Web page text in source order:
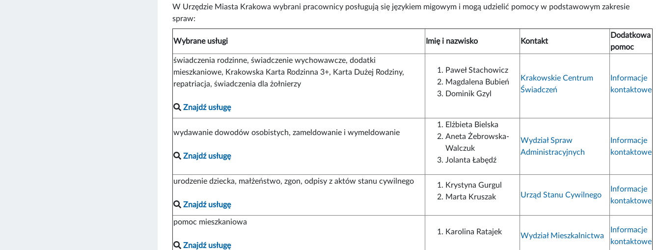
W Urzędzie Miasta Krakowa wybrani pracownicy posługują się językiem migowym i mogą udzielić pomocy w podstawowym zakresie
spraw:
Wybrane usługi Imię i nazwisko Kontakt
Dodatkowa
pomoc
świadczenia rodzinne, świadczenie wychowawcze, dodatki
mieszkaniowe, Krakowska Karta Rodzinna 3+, Karta Dużej Rodziny,
repatriacja, świadczenia dla żołnierzy
Znajdź usługę
Paweł Stachowicz
Magdalena Bubień
Dominik Gzyl
Krakowskie Centrum
Świadczeń
Informacje
kontaktowe
wydawanie dowodów osobistych, zameldowanie i wymeldowanie
Znajdź usługę
Elżbieta Bielska
Aneta Żebrowska-
Walczuk
Jolanta Łabędź
Wydział Spraw
Administracyjnych
Informacje
kontaktowe
urodzenie dziecka, małżeństwo, zgon, odpisy z aktów stanu cywilnego
Znajdź usługę
Krystyna Gurgul
Marta Kruszak
Urząd Stanu Cywilnego
Informacje
kontaktowe
pomoc mieszkaniowa
Znajdź usługę
Karolina Ratajek Wydział Mieszkalnictwa
Informacje
kontaktowe